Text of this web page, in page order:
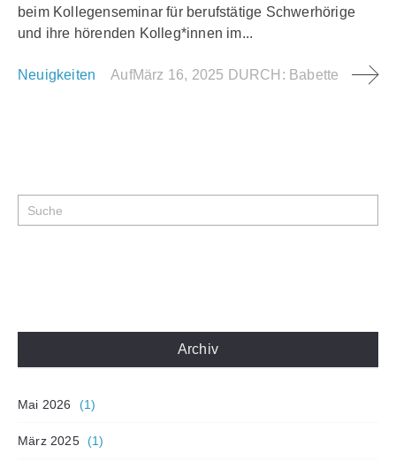
beim Kollegenseminar für berufstätige Schwerhörige
und ihre hörenden Kolleg*innen im...
Neuigkeiten AufMärz 16, 2025 DURCH: Babette
Archiv
Mai 2026 (1)
März 2025 (1)